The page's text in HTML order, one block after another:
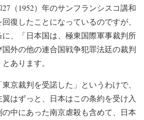
（1952）年のサンフランシスコ講和
復したことになっているのですが、
、「日本国は、極東国際軍事裁判所
外の他の連合国戦争犯罪法廷の裁判
あります。
京裁判を受諾した」というわけで、
はずっと、日本はこの条約を受け入
中にあった南京虐殺も含めて、日本